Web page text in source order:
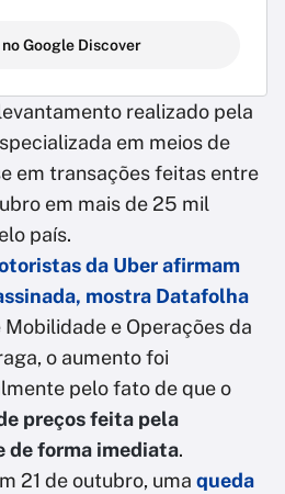
Google Discover
realizado pela
em meios de
em transações feitas entre
em mais de 25 mil
país.
da Uber afirmam
mostra Datafolha
e Operações da
o aumento foi
pelo fato de que o
preços feita pela
de forma imediata.
21 de outubro, uma queda